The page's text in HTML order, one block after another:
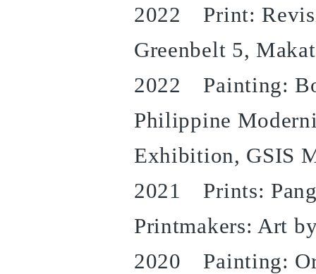
2022 Print:
Greenbelt 5,
2022 Painting:
Philippine
Exhibition, GSIS
2021 Prints:
Printmakers: Art
2020 Painting: